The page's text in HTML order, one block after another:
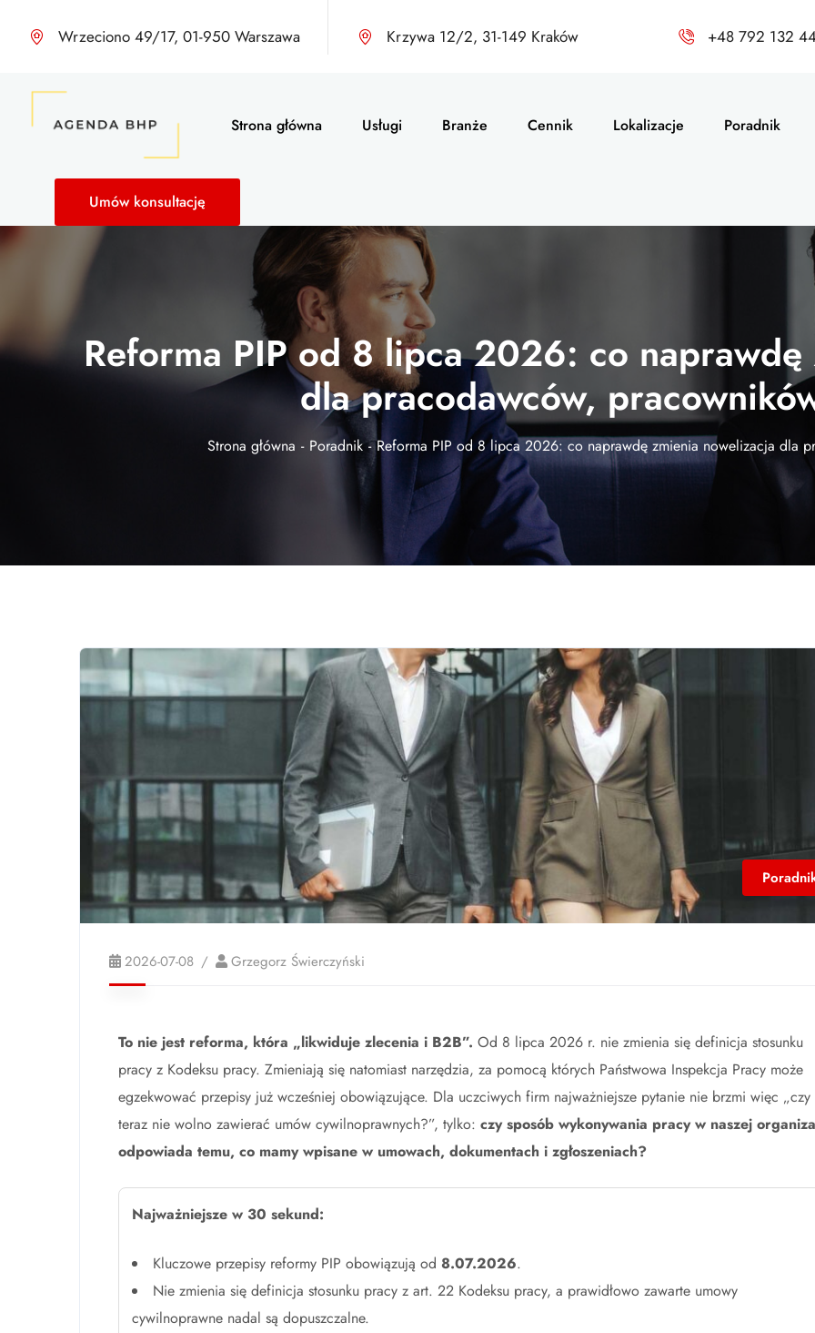
Wrzeciono 49/17, 01-950 Warszawa Krzywa 12/2, 31-149 Kraków +48 792 132
Strona główna Usługi Branże Cennik Lokalizacje Poradnik
Umów konsultację
Reforma PIP od 8 lipca 2026: co naprawdę
dla pracodawców,
Strona główna Poradnik Reforma PIP od 8 lipca 2026: co naprawdę zmienia nowelizacja dla
2026-07-08 Grzegorz Świerczyński
To nie jest reforma, która „likwiduje zlecenia i B2B”. Od 8 lipca 2026 r. nie zmienia się definicja stosunku
pracy z Kodeksu pracy. Zmieniają się natomiast narzędzia, za pomocą których Państwowa Inspekcja Pracy może
egzekwować przepisy już wcześniej obowiązujące. Dla uczciwych firm najważniejsze pytanie nie brzmi więc „czy
teraz nie wolno zawierać umów cywilnoprawnych?”, tylko: czy sposób wykonywania pracy w naszej
odpowiada temu, co mamy wpisane w umowach, dokumentach i zgłoszeniach?
Najważniejsze w 30 sekund:
Kluczowe przepisy reformy PIP obowiązują od 8.07.2026.
Nie zmienia się definicja stosunku pracy z art. 22 Kodeksu pracy, a prawidłowo zawarte umowy
cywilnoprawne nadal są dopuszczalne.